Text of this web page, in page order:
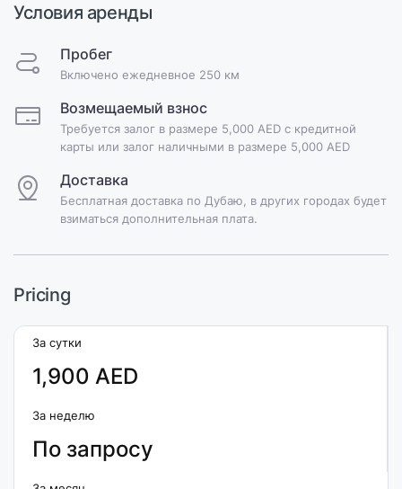
Условия аренды
Пробег
Включено ежедневное 250 км
Возмещаемый взнос
Требуется залог в размере 5,000 AED с кредитной
карты или залог наличными в размере 5,000 AED
Доставка
Бесплатная доставка по Дубаю, в других городах будет
взиматься дополнительная плата.
Pricing
За сутки
1,900 AED
За неделю
По запросу